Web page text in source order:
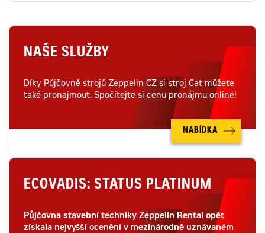
NAŠE SLUŽBY
Díky Půjčovně strojů Zeppelin CZ si stroj Cat můžete
také pronajmout. Spočítejte si cenu pronájmu online!
NABÍDKA
ECOVADIS: STATUS PLATINUM
Půjčovna stavební techniky Zeppelin Rental opět
získala nejvyšší ocenění v mezinárodně uznávaném